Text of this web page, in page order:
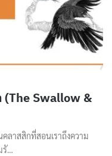
Swallow &
าสสิกที่สอนเราถึงความ
รั…